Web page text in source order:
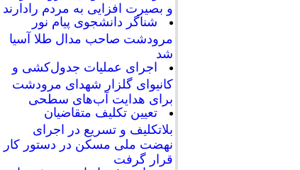
و بصیرت افزایی به مردم رادارند
شناگر دانشجوی پیام نور
مرودشت صاحب مدال طلا آسیا
شد
اجرای عملیات جدول‌کشی و
کانیوای گلزار شهدای مرودشت
برای هدایت آب‌های سطحی
تعیین تکلیف متقاضیان
بلاتکلیف و تسریع در اجرای
نهضت ملی مسکن در دستور کار
قرار گرفت